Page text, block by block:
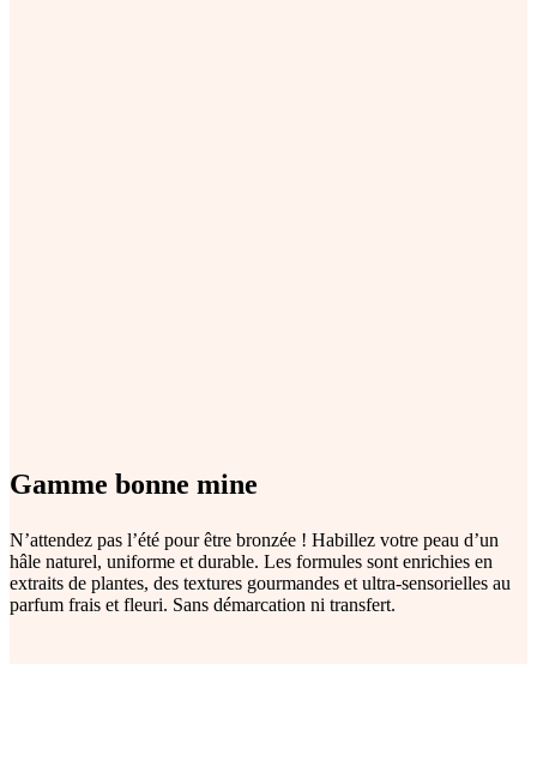
Gamme bonne mine
N’attendez pas l’été pour être bronzée ! Habillez votre peau d’un
hâle naturel, uniforme et durable. Les formules sont enrichies en
extraits de plantes, des textures gourmandes et ultra-sensorielles au
parfum frais et fleuri. Sans démarcation ni transfert.